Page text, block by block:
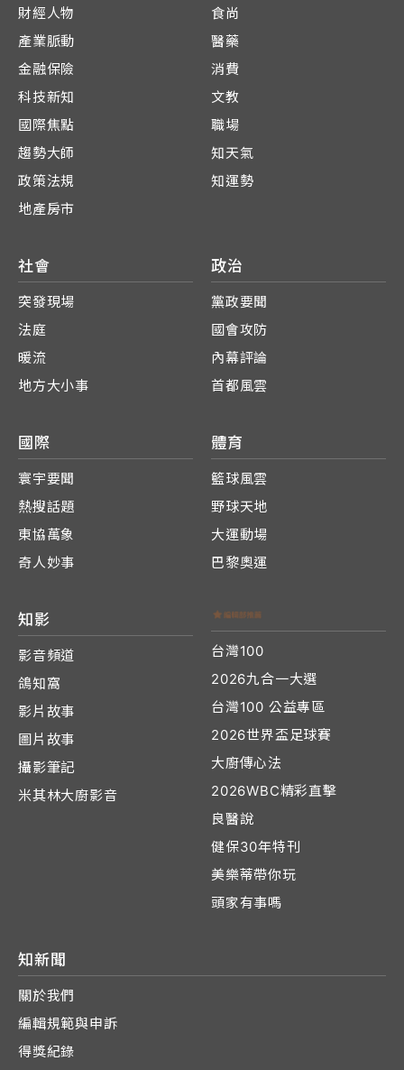
財經人物
產業脈動
金融保險
科技新知
國際焦點
趨勢大師
政策法規
地產房市
食尚
醫藥
消費
文教
職場
知天氣
知運勢
社會
突發現場
法庭
暖流
地方大小事
政治
黨政要聞
國會攻防
內幕評論
首都風雲
國際
寰宇要聞
熱搜話題
東協萬象
奇人妙事
體育
籃球風雲
野球天地
大運動場
巴黎奧運
知影
影音頻道
鴿知窩
影片故事
圖片故事
攝影筆記
米其林大廚影音
台灣100
2026九合一大選
台灣100 公益專區
2026世界盃足球賽
大廚傳心法
2026WBC精彩直擊
良醫說
健保30年特刊
美樂蒂帶你玩
頭家有事嗎
知新聞
關於我們
編輯規範與申訴
得獎紀錄